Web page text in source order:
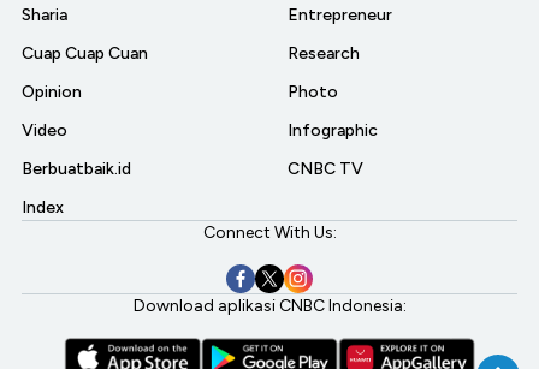
Sharia
Cuap Cuap Cuan
Opinion
Video
Berbuatbaik.id
Index
Entrepreneur
Research
Photo
Infographic
CNBC TV
Connect With Us:
Download aplikasi CNBC Indonesia: